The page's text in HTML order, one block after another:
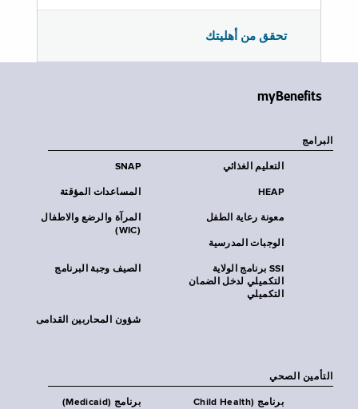
تحقق من أهليتك
myBenefits
البرامج
SNAP التعليم الغذائي
المساعدات المؤقتة HEAP
المرآة والرضع والاطفال
(WIC)
معونة رعاية الطفل
الوجبات المدرسية
الصيف وجبة البرنامج
SSI برنامج الولاية
التكميلي لدخل الضمان
التكميلي
شؤون المحاربين القدامى
التأمين الصحي
برنامج (Medicaid)
برنامج (Child Health